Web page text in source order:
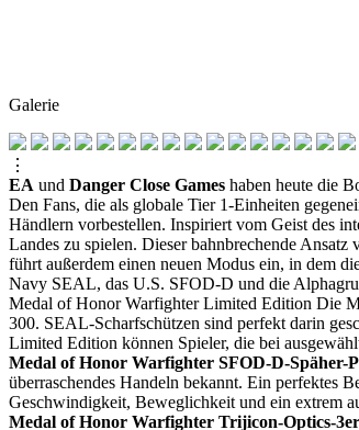
Galerie
⋮
EA und Danger Close Games haben heute die
Den Fans, die als globale Tier 1-Einheiten
Händlern vorbestellen. Inspiriert vom Geist des
Landes zu spielen. Dieser bahnbrechende
führt außerdem einen neuen Modus ein, in dem
Navy SEAL, das U.S. SFOD-D und die
Medal of Honor Warfighter Limited Edition Die
300. SEAL-Scharfschützen sind perfekt darin
Limited Edition können Spieler, die bei
Medal of Honor Warfighter SFOD-D-Späher-
überraschendes Handeln bekannt. Ein perfektes
Geschwindigkeit, Beweglichkeit und ein extrem
Medal of Honor Warfighter Trijicon-Optics-